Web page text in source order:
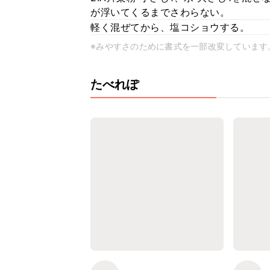
が浮いてくるまでさわらない。
軽く混ぜてから、塩コショウする。
※みやすさのために書式を一部改変しています
たべれぽ